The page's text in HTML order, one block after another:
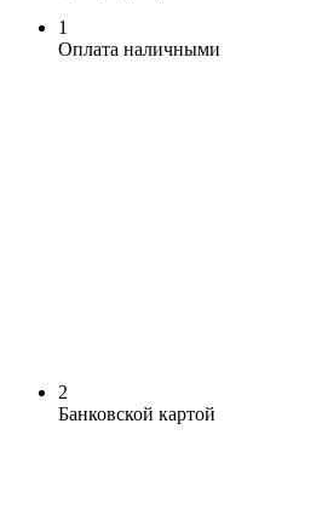
1
Оплата наличными
2
Банковской картой